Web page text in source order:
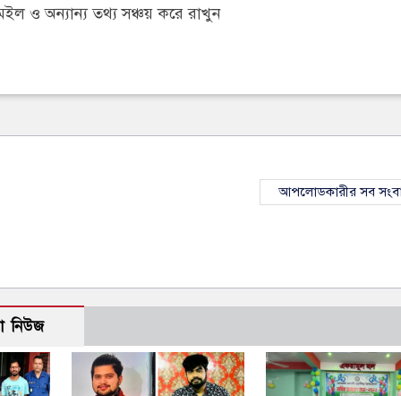
ও অন্যান্য তথ্য সঞ্চয় করে রাখুন
আপলোডকারীর সব
নিউজ